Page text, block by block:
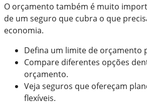
O orçamento também é muito
de um seguro que cubra o que
economia.
Defina um limite de orçamento
Compare diferentes opções
orçamento.
Veja seguros que ofereçam
flexíveis.